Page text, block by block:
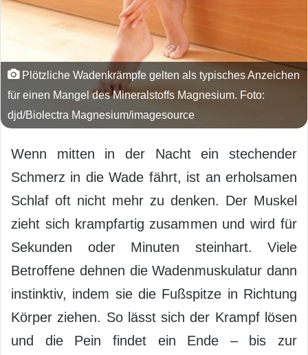
Plötzliche Wadenkrämpfe gelten als typisches Anzeichen
für einen Mangel des Mineralstoffs Magnesium. Foto:
djd/Biolectra Magnesium/imagesource
Wenn mitten in der Nacht ein stechender
Schmerz in die Wade fährt, ist an erholsamen
Schlaf oft nicht mehr zu denken. Der Muskel
zieht sich krampfartig zusammen und wird für
Sekunden oder Minuten steinhart. Viele
Betroffene dehnen die Wadenmuskulatur dann
instinktiv, indem sie die Fußspitze in Richtung
Körper ziehen. So lässt sich der Krampf lösen
und die Pein findet ein Ende – bis zur